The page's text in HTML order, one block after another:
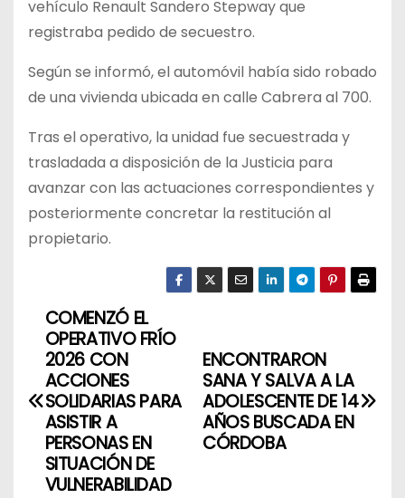
vehículo Renault Sandero Stepway que
registraba pedido de secuestro.
Según se informó, el automóvil había sido robado
de una vivienda ubicada en calle Cabrera al 700.
Tras el operativo, la unidad fue secuestrada y
trasladada a disposición de la Justicia para
avanzar con las actuaciones correspondientes y
posteriormente concretar la restitución al
propietario.
N
v
ENCONTRARON
SANA Y SALVA A LA
ADOLESCENTE DE 14
AÑOS BUSCADA EN
CÓRDOBA
COMENZÓ EL
OPERATIVO FRÍO
2026 CON
ACCIONES
SOLIDARIAS PARA
ASISTIR A
PERSONAS EN
SITUACIÓN DE
VULNERABILIDAD